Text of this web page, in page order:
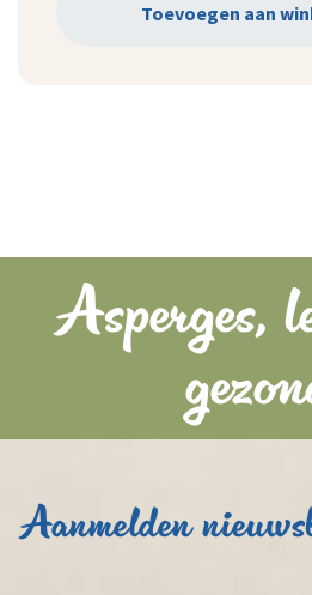
Toevoegen aan
Asperges,
Aanmelden